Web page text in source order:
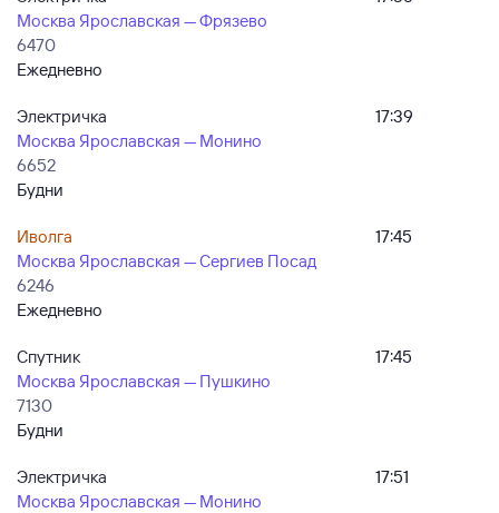
Москва Ярославская — Фрязево
6470
Ежедневно
Электричка
Москва Ярославская — Монино
6652
Будни
17:39
Иволга
Москва Ярославская — Сергиев Посад
6246
Ежедневно
17:45
Спутник
Москва Ярославская — Пушкино
7130
Будни
17:45
Электричка
Москва Ярославская — Монино
17:51